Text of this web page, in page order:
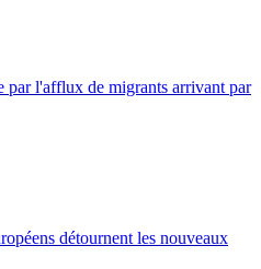
par l'afflux de migrants arrivant par
détournent les nouveaux